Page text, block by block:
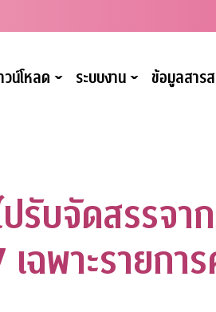
วน์โหลด ˇ ระบบงานˇ ข้อมูลสาร
รับจัดสรรจ
ฉพาะรายก